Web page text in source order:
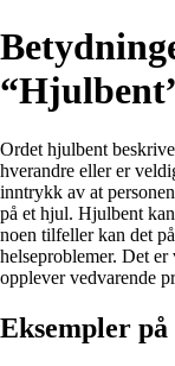
Ordet hjulbent
hverandre eller er
inntrykk av at
på et hjul. Hjulbent
noen tilfeller kan det
helseproblemer. Det
opplever vedvarende
Eksempler